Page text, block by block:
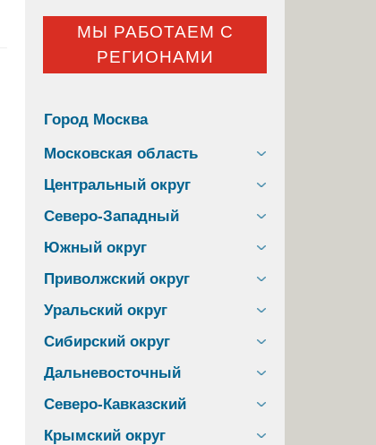
МЫ РАБОТАЕМ С
РЕГИОНАМИ
Город Москва
Московская область
Центральный округ
Северо-Западный
Южный округ
Приволжский округ
Уральский округ
Сибирский округ
Дальневосточный
Северо-Кавказский
Крымский округ